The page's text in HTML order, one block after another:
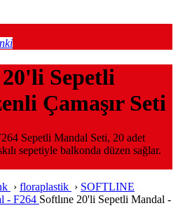
Sepetli
Çamaşır Seti
Sepetli Mandal Seti, 20 adet
sepetiyle balkonda düzen sağlar.
› floraplastik › SOFTLINE
- F264 Softlıne 20'li Sepetli Mandal -